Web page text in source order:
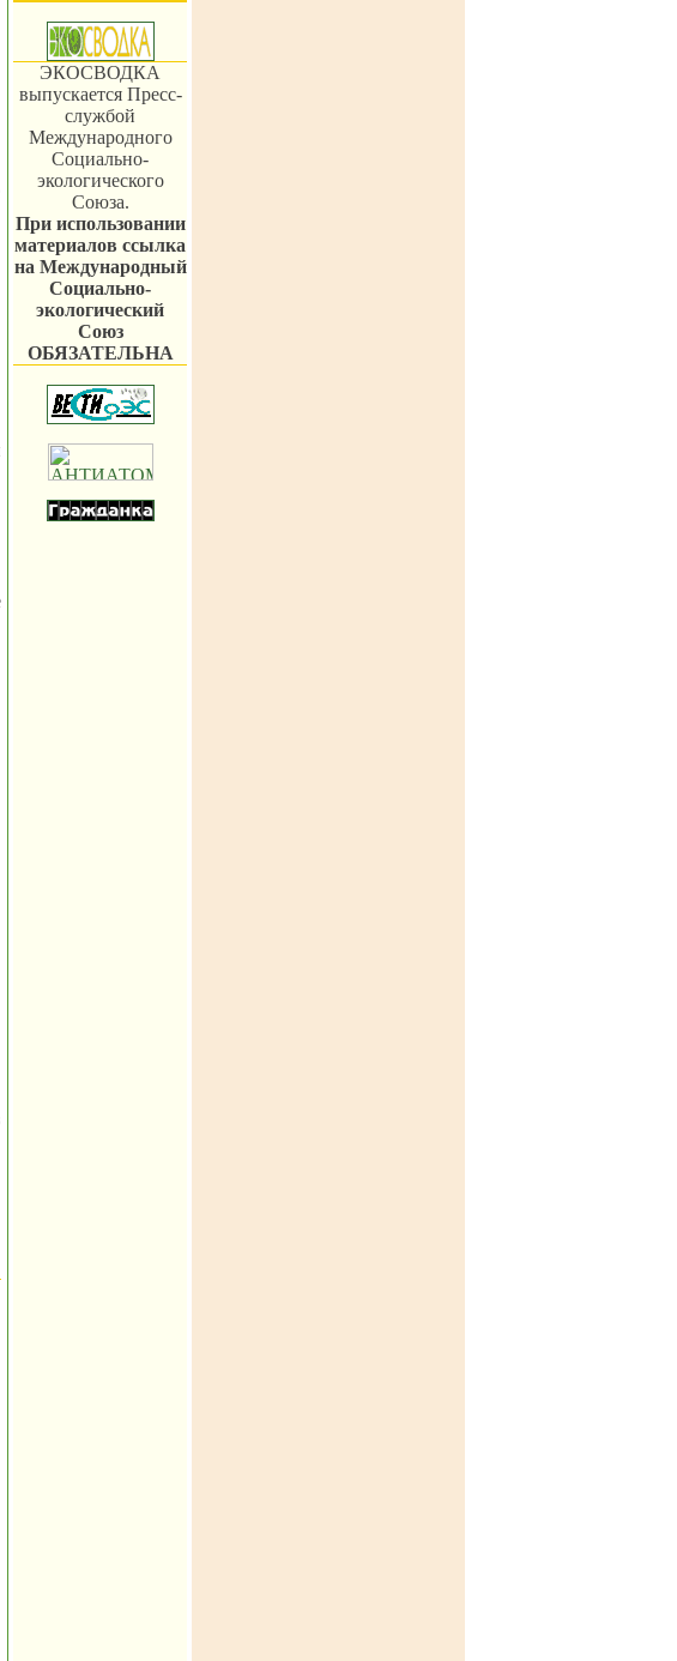
ЭКОСВОДКА
выпускается Пресс-
службой
Международного
Социально-
экологического
Союза.
При использовании
материалов ссылка
на Международный
Социально-
экологический
Союз
ОБЯЗАТЕЛЬНА